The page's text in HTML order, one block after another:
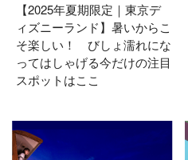
【2025年夏期限定｜東京デ
ィズニーランド】暑いからこ
そ楽しい！ びしょ濡れにな
ってはしゃげる今だけの注目
スポットはここ